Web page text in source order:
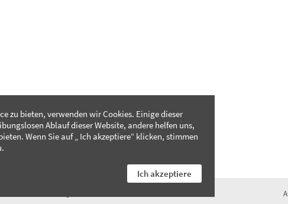
zu bieten, verwenden wir Cookies. Einige dieser
Ablauf dieser Website, andere helfen uns,
Wenn Sie auf „ Ich akzeptiere“ klicken, stimmen
Ich akzeptiere